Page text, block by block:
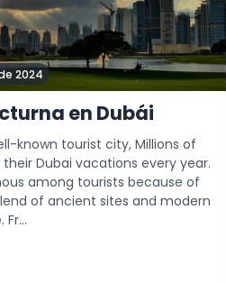
2024
en Dubái
known tourist city, Millions of
Dubai vacations every year.
among tourists because of
of ancient sites and modern